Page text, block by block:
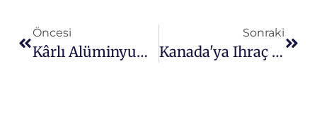
Öncesi
Kârlı Alüminyum-Plastik Ambalaj Kabarcıklı Ambalaj Geri Dönüşüm Işi
Sonraki
Kanada'ya Ihraç Edilen 500 Kg/saat Bakır Tel Kırma Makinesi